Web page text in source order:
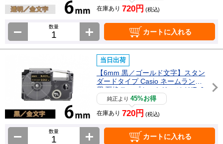
在庫あり 720円 (税込)
数量
カートに入れる
当日出荷
【6mm 黒／ゴールド文字】スタン
ダードタイプ Casio ネームランド
用 互換テープカートリッジ / XR-6
BKG純正より45%お得
在庫あり 720円 (税込)
数量
カートに入れる